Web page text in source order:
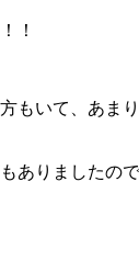
！
もいて、あま
ありましたの